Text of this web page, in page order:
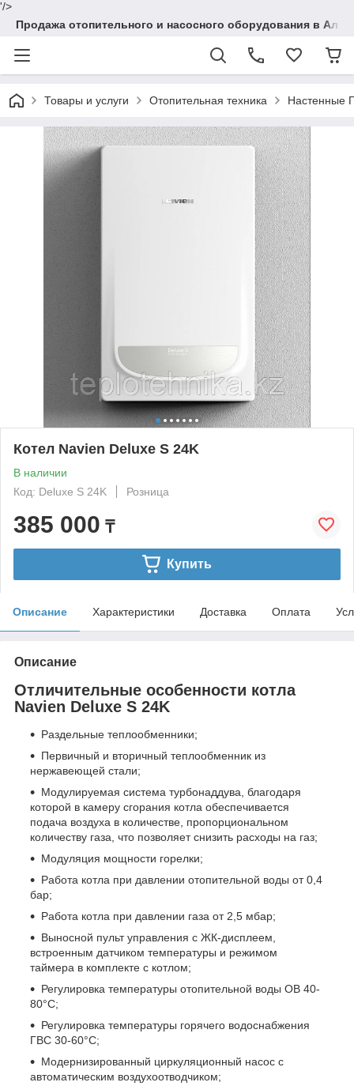
'/>
Продажа отопительного и насосного оборудования в
Товары и услуги Отопительная техника Настенные
Котел Navien Deluxe S 24K
В наличии
Код: Deluxe S 24K
Розница
385 000 ₸
Купить
Описание Характеристики Доставка Оплата
Описание
Отличительные особенности котла
Navien Deluxe S 24K
Раздельные теплообменники;
Первичный и вторичный теплообменник из
нержавеющей стали;
Модулируемая система турбонаддува, благодаря
которой в камеру сгорания котла обеспечивается
подача воздуха в количестве, пропорциональном
количеству газа, что позволяет снизить расходы на газ;
Модуляция мощности горелки;
Работа котла при давлении отопительной воды от 0,4
бар;
Работа котла при давлении газа от 2,5 мбар;
Выносной пульт управления с ЖК-дисплеем,
встроенным датчиком температуры и режимом
таймера в комплекте с котлом;
Регулировка температуры отопительной воды ОВ 40-
80°С;
Регулировка температуры горячего водоснабжения
ГВС 30-60°С;
Модернизированный циркуляционный насос с
автоматическим воздухоотводчиком;